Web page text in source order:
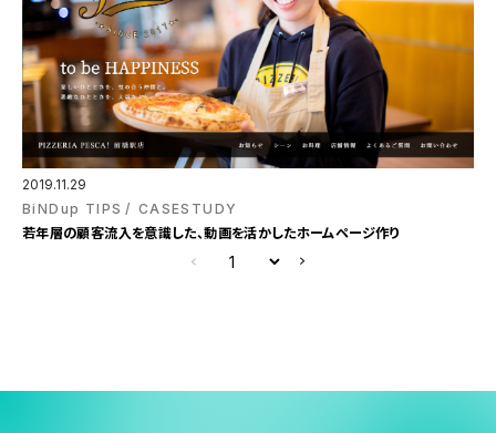
2019.11.29
BiNDup TIPS
CASESTUDY
若年層の顧客流入を意識した、動画を活かしたホームページ作り